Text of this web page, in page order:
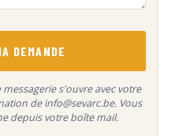
DEMANDE
s'ouvre avec votre
de info@sevarc.be. Vous
depuis votre boîte mail.